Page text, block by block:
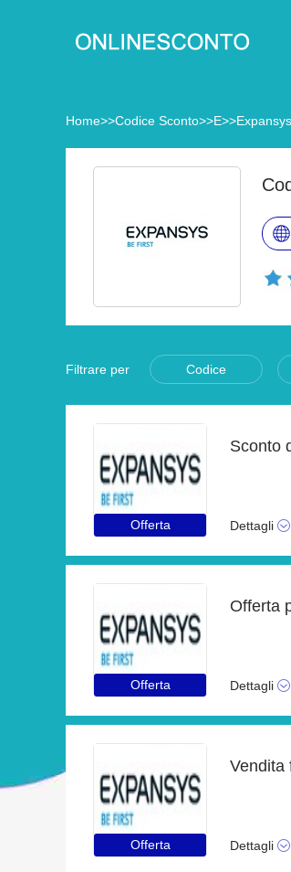
Home>>Codice Sconto>>E>>
Filtrare per Codice
Offerta
Sconto
Dettagli
Offerta
Offerta
Dettagli
Offerta
Vendita
Dettagli